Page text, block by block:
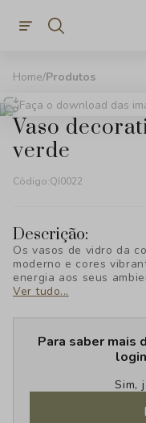
Produtos
Faça o download das
vaso decorativo em vidro
verde
Código:QI0022
Descrição:
Os vasos de vidro da
moderno e cores
energia aos seus
ou acessórios
adicionando um toque
Ver tudo...
Para saber mais
Sim,